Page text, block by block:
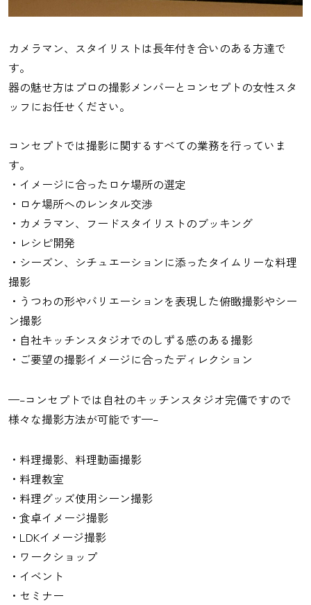
カメラマン、スタイリストは長年付き合いのある方達で
す。
器の魅せ方はプロの撮影メンバーとコンセプトの女性スタ
ッフにお任せください。
コンセプトでは撮影に関するすべての業務を行っていま
す。
・イメージに合ったロケ場所の選定
・ロケ場所へのレンタル交渉
・カメラマン、フードスタイリストのブッキング
・レシピ開発
・シーズン、シチュエーションに添ったタイムリーな料理
撮影
・うつわの形やバリエーションを表現した俯瞰撮影やシー
ン撮影
・自社キッチンスタジオでのしずる感のある撮影
・ご要望の撮影イメージに合ったディレクション
—–コンセプトでは自社のキッチンスタジオ完備ですので
様々な撮影方法が可能です—–
・料理撮影、料理動画撮影
・料理教室
・料理グッズ使用シーン撮影
・食卓イメージ撮影
・LDKイメージ撮影
・ワークショップ
・イベント
・セミナー